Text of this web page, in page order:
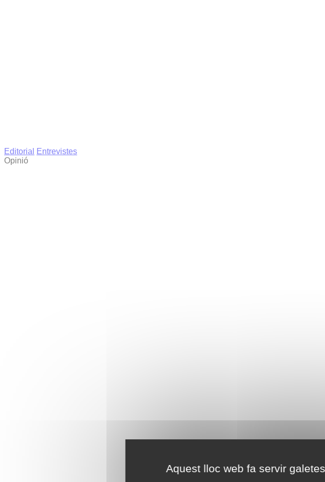
Aquest lloc web fa servir
Editorial
Entrevistes
Opinió